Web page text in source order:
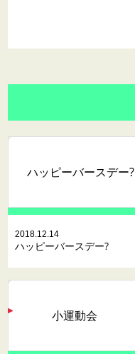
ハッピーバースデー?
2018.12.14
ハッピーバースデー?
小運動会